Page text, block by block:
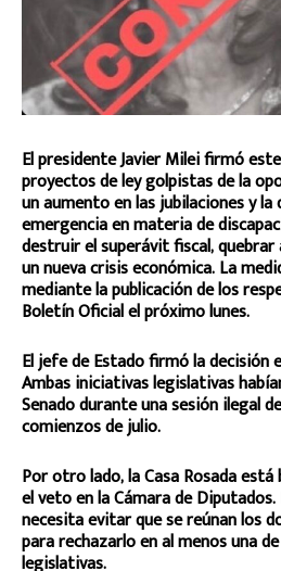
El presidente Javier Milei firmó
proyectos de ley golpistas de la
un aumento en las jubilaciones y la
emergencia en materia de
destruir el superávit fiscal,
un nueva crisis económica. La
mediante la publicación de los
Boletín Oficial el próximo lunes.
El jefe de Estado firmó la decisión
Ambas iniciativas legislativas
Senado durante una sesión ilegal
comienzos de julio.
Por otro lado, la Casa Rosada
el veto en la Cámara de
necesita evitar que se reúnan los
para rechazarlo en al menos una
legislativas.